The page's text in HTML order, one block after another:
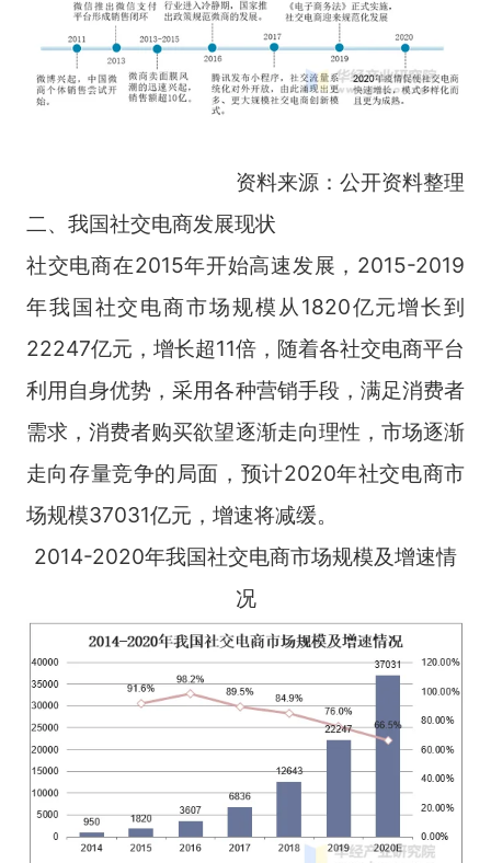
资料来源：公开资料整理
二、我国社交电商发展现状
社交电商在2015年开始高速发展，2015-2019
年我国社交电商市场规模从1820亿元增长到
22247亿元，增长超11倍，随着各社交电商平台
利用自身优势，采用各种营销手段，满足消费者
需求，消费者购买欲望逐渐走向理性，市场逐渐
走向存量竞争的局面，预计2020年社交电商市
场规模37031亿元，增速将减缓。
2014-2020年我国社交电商市场规模及增速情
况